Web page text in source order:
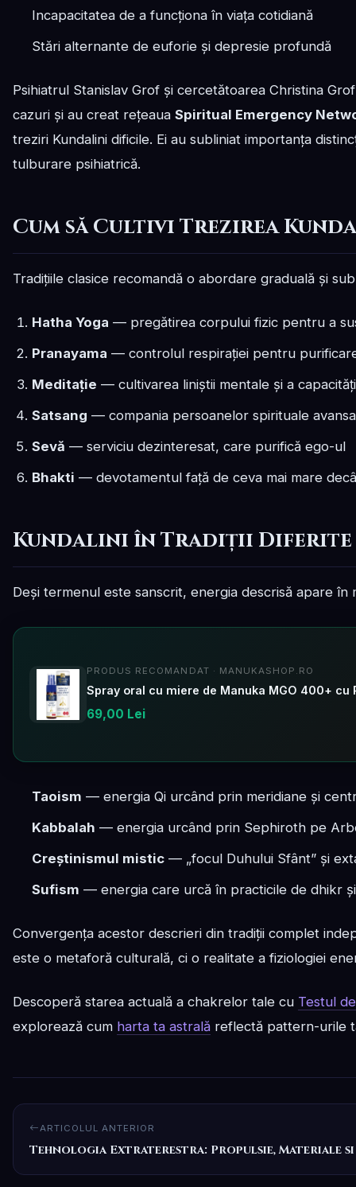
Incapacitatea de a funcționa în viața cotidiană
Stări alternante de euforie și depresie profundă
Psihiatrul Stanislav Grof și cercetătoarea Christina
cazuri și au creat rețeaua Spiritual Emergency
treziri Kundalini dificile. Ei au subliniat importanța
tulburare psihiatrică.
Cum să Cultivi Trezirea
Tradițiile clasice recomandă o abordare graduală și
Hatha Yoga — pregătirea corpului fizic pentru a
Pranayama — controlul respirației pentru
Meditație — cultivarea liniștii mentale și a
Satsang — compania persoanelor spirituale
Sevă — serviciu dezinteresat, care purifică ego-ul
Bhakti — devotamentul față de ceva mai mare
Kundalini în Tradiții Diferite
Deși termenul este sanscrit, energia descrisă apare în
PRODUS RECOMANDAT · MANUKASHOP.RO
69,00 Lei
Taoism — energia Qi urcând prin meridiane și
Kabbalah — energia urcând prin Sephiroth pe
Creștinismul mistic — „focul Duhului Sfânt” și
Sufism — energia care urcă în practicile de dhikr și
Convergența acestor descrieri din tradiții complet
este o metaforă culturală, ci o realitate a fiziologiei
Descoperă starea actuală a chakrelor tale cu Testul
explorează cum harta ta astrală reflectă pattern-urile
ARTICOLUL ANTERIOR
Tehnologia Extraterestra: Propulsie, Materiale